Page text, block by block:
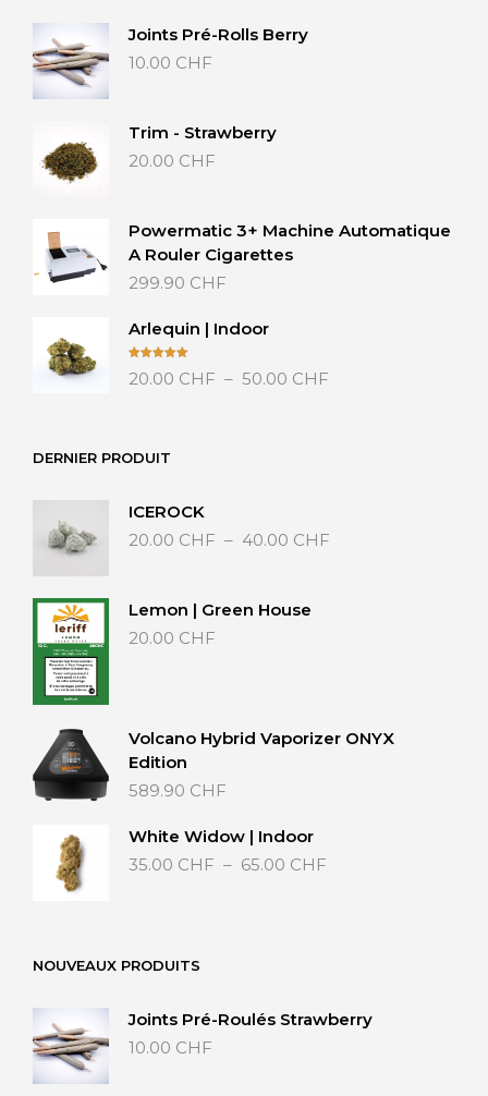
Joints Pré-Rolls Berry
10.00 CHF
Trim - Strawberry
20.00 CHF
Powermatic 3+ Machine Automatique
A Rouler Cigarettes
299.90 CHF
Arlequin | Indoor
sur 5
20.00 CHF – 50.00 CHF
DERNIER PRODUIT
ICEROCK
20.00 CHF – 40.00 CHF
Lemon | Green House
20.00 CHF
Volcano Hybrid Vaporizer ONYX
Edition
589.90 CHF
White Widow | Indoor
35.00 CHF – 65.00 CHF
NOUVEAUX PRODUITS
Joints Pré-Roulés Strawberry
10.00 CHF